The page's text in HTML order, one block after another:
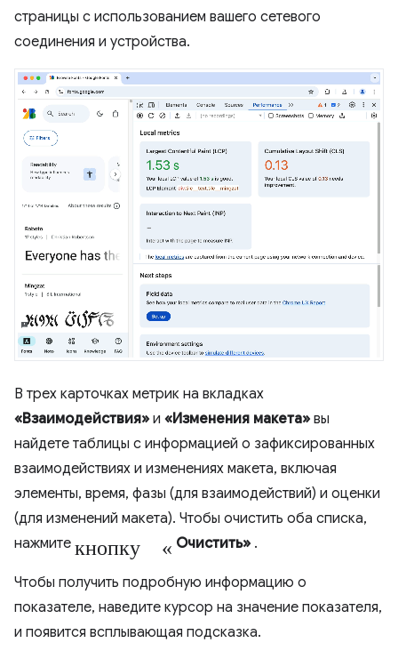
страницы с использованием вашего сетевого
соединения и устройства.
В трех карточках метрик на вкладках
«Взаимодействия» и «Изменения макета» вы
найдете таблицы с информацией о зафиксированных
взаимодействиях и изменениях макета, включая
элементы, время, фазы (для взаимодействий) и оценки
(для изменений макета). Чтобы очистить оба списка,
нажмите кнопку « Очистить» .
Чтобы получить подробную информацию о
показателе, наведите курсор на значение показателя,
и появится всплывающая подсказка.